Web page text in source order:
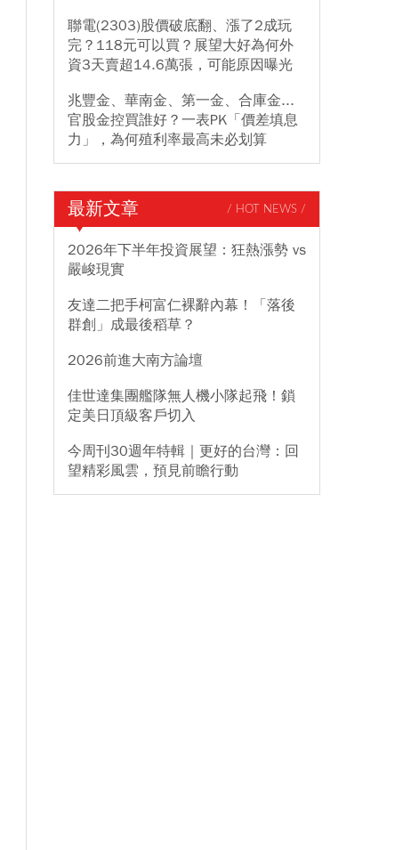
聯電(2303)股價破底翻、漲了2成玩
完？118元可以買？展望大好為何外
資3天賣超14.6萬張，可能原因曝光
兆豐金、華南金、第一金、合庫金...
官股金控買誰好？一表PK「價差填息
力」，為何殖利率最高未必划算
最新文章 / HOT NEWS /
2026年下半年投資展望：狂熱漲勢 vs
嚴峻現實
友達二把手柯富仁裸辭內幕！「落後
群創」成最後稻草？
2026前進大南方論壇
佳世達集團艦隊無人機小隊起飛！鎖
定美日頂級客戶切入
今周刊30週年特輯｜更好的台灣：回
望精彩風雲，預見前瞻行動